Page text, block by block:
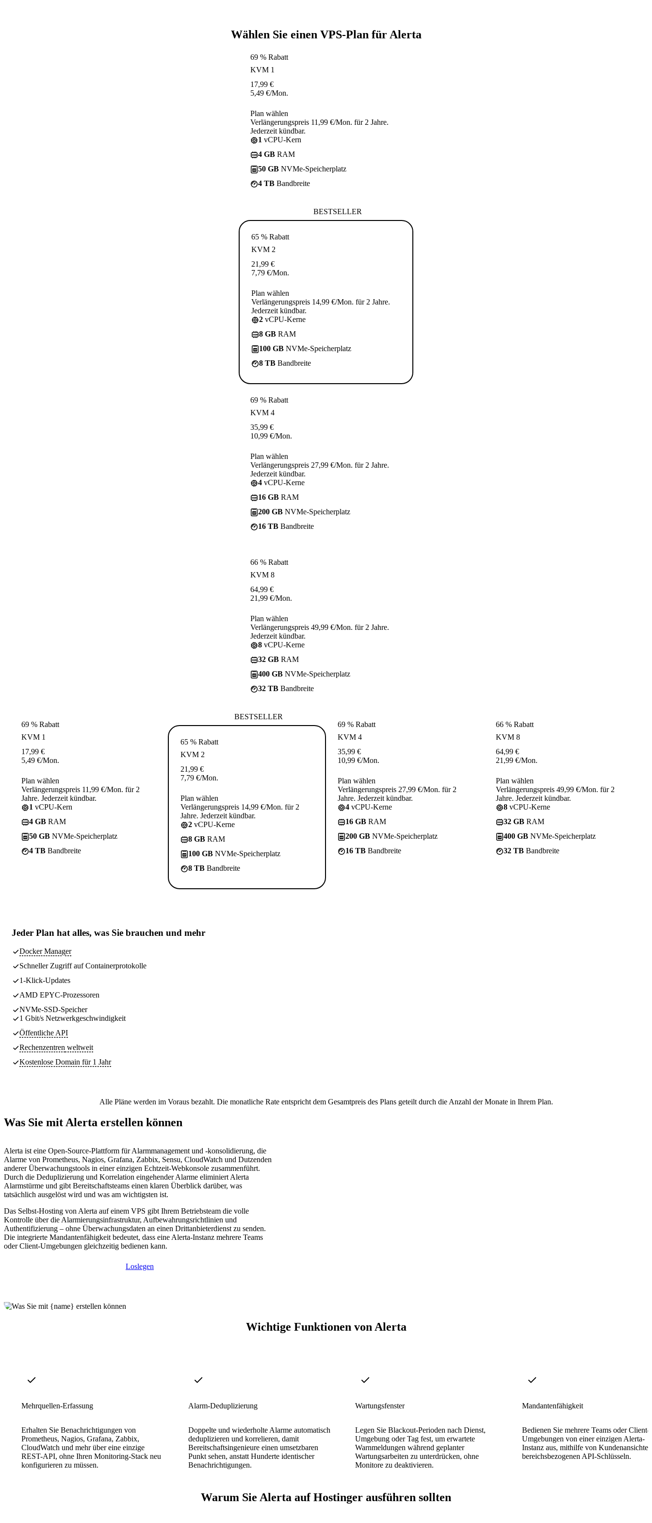
Wählen Sie einen VPS-Plan für Alerta
69 % Rabatt
KVM 1
17,99 €
5,49 €/Mon.
Plan wählen
Verlängerungspreis 11,99 €/Mon. für 2 Jahre.
Jederzeit kündbar.
1 vCPU-Kern
4 GB RAM
50 GB NVMe-Speicherplatz
4 TB Bandbreite
BESTSELLER
65 % Rabatt
KVM 2
21,99 €
7,79 €/Mon.
Plan wählen
Verlängerungspreis 14,99 €/Mon. für 2 Jahre.
Jederzeit kündbar.
2 vCPU-Kerne
8 GB RAM
100 GB NVMe-Speicherplatz
8 TB Bandbreite
69 % Rabatt
KVM 4
35,99 €
10,99 €/Mon.
Plan wählen
Verlängerungspreis 27,99 €/Mon. für 2 Jahre.
Jederzeit kündbar.
4 vCPU-Kerne
16 GB RAM
200 GB NVMe-Speicherplatz
16 TB Bandbreite
66 % Rabatt
KVM 8
64,99 €
21,99 €/Mon.
Plan wählen
Verlängerungspreis 49,99 €/Mon. für 2 Jahre.
Jederzeit kündbar.
8 vCPU-Kerne
32 GB RAM
400 GB NVMe-Speicherplatz
32 TB Bandbreite
69 % Rabatt
KVM 1
17,99 €
5,49 €/Mon.
Plan wählen
Verlängerungspreis 11,99 €/Mon. für 2
Jahre. Jederzeit kündbar.
1 vCPU-Kern
4 GB RAM
50 GB NVMe-Speicherplatz
4 TB Bandbreite
BESTSELLER
65 % Rabatt
KVM 2
21,99 €
7,79 €/Mon.
Plan wählen
Verlängerungspreis 14,99 €/Mon. für 2
Jahre. Jederzeit kündbar.
2 vCPU-Kerne
8 GB RAM
100 GB NVMe-Speicherplatz
8 TB Bandbreite
69 % Rabatt
KVM 4
35,99 €
10,99 €/Mon.
Plan wählen
Verlängerungspreis 27,99 €/Mon. für 2
Jahre. Jederzeit kündbar.
4 vCPU-Kerne
16 GB RAM
200 GB NVMe-Speicherplatz
16 TB Bandbreite
66 % Rabatt
KVM 8
64,99 €
21,99 €/Mon.
Plan wählen
Verlängerungspreis 49,99 €/Mon. für 2
Jahre. Jederzeit kündbar.
8 vCPU-Kerne
32 GB RAM
400 GB NVMe-Speicherplatz
32 TB Bandbreite
Jeder Plan hat alles, was Sie brauchen und mehr
Docker Manager
Schneller Zugriff auf Containerprotokolle
1-Klick-Updates
AMD EPYC-Prozessoren
NVMe-SSD-Speicher
1 Gbit/s Netzwerkgeschwindigkeit
Öffentliche API
Rechenzentren weltweit
Kostenlose Domain für 1 Jahr
Alle Pläne werden im Voraus bezahlt. Die monatliche Rate entspricht dem Gesamtpreis des Plans geteilt durch die Anzahl der Monate in Ihrem Plan.
Was Sie mit Alerta erstellen können
Alerta ist eine Open-Source-Plattform für Alarmmanagement und -konsolidierung, die
Alarme von Prometheus, Nagios, Grafana, Zabbix, Sensu, CloudWatch und Dutzenden
anderer Überwachungstools in einer einzigen Echtzeit-Webkonsole zusammenführt.
Durch die Deduplizierung und Korrelation eingehender Alarme eliminiert Alerta
Alarmstürme und gibt Bereitschaftsteams einen klaren Überblick darüber, was
tatsächlich ausgelöst wird und was am wichtigsten ist.
Das Selbst-Hosting von Alerta auf einem VPS gibt Ihrem Betriebsteam die volle
Kontrolle über die Alarmierungsinfrastruktur, Aufbewahrungsrichtlinien und
Authentifizierung – ohne Überwachungsdaten an einen Drittanbieterdienst zu senden.
Die integrierte Mandantenfähigkeit bedeutet, dass eine Alerta-Instanz mehrere Teams
oder Client-Umgebungen gleichzeitig bedienen kann.
Loslegen
Wichtige Funktionen von Alerta
Mehrquellen-Erfassung
Erhalten Sie Benachrichtigungen von
Prometheus, Nagios, Grafana, Zabbix,
CloudWatch und mehr über eine einzige
REST-API, ohne Ihren Monitoring-Stack neu
konfigurieren zu müssen.
Alarm-Deduplizierung
Doppelte und wiederholte Alarme automatisch
deduplizieren und korrelieren, damit
Bereitschaftsingenieure einen umsetzbaren
Punkt sehen, anstatt Hunderte identischer
Benachrichtigungen.
Wartungsfenster
Legen Sie Blackout-Perioden nach Dienst,
Umgebung oder Tag fest, um erwartete
Warnmeldungen während geplanter
Wartungsarbeiten zu unterdrücken, ohne
Monitore zu deaktivieren.
Mandantenfähigkeit
Bedienen Sie mehrere Teams oder Client-
Umgebungen von einer einzigen Alerta-
Instanz aus, mithilfe von
bereichsbezogenen API-Schlüsseln.
Warum Sie Alerta auf Hostinger ausführen sollten